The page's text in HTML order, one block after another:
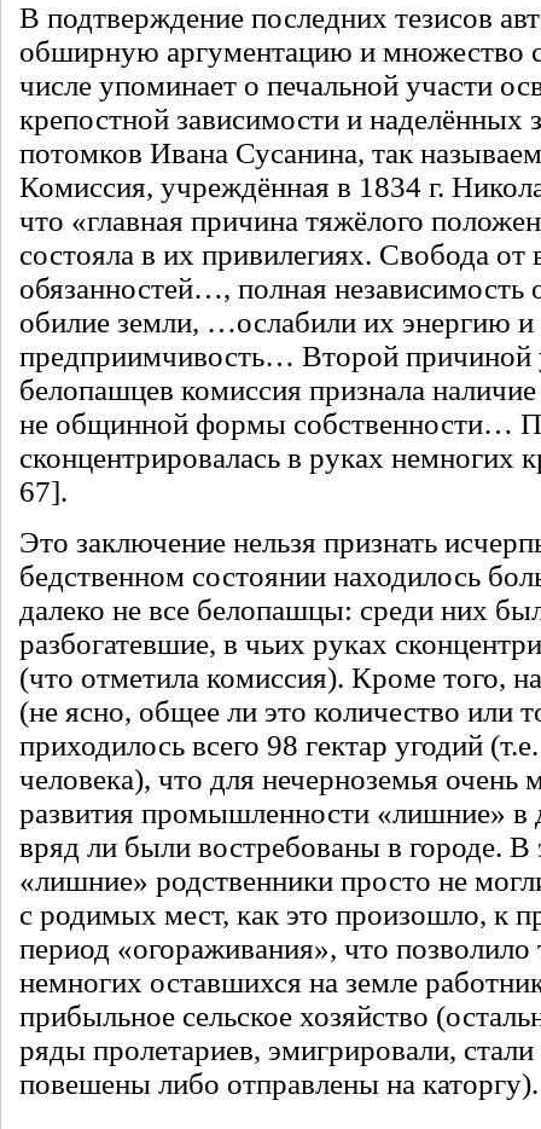
В подтверждение последних тезисов
обширную аргументацию и множество
числе упоминает о печальной участи
крепостной зависимости и наделённых
потомков Ивана Сусанина, так
Комиссия, учреждённая в 1834 г.
что «главная причина тяжёлого
состояла в их привилегиях. Свобода от
обязанностей…, полная независимость
обилие земли, …ослабили их энергию и
предприимчивость… Второй причиной
белопашцев комиссия признала
не общинной формы собственности…
сконцентрировалась в руках немногих
67].
Это заключение нельзя признать
бедственном состоянии находилось
далеко не все белопашцы: среди них
разбогатевшие, в чьих руках
(что отметила комиссия). Кроме того,
(не ясно, общее ли это количество или
приходилось всего 98 гектар угодий
человека), что для нечерноземья очень
развития промышленности «лишние» в
вряд ли были востребованы в городе. В
«лишние» родственники просто не
с родимых мест, как это произошло, к
период «огораживания», что
немногих оставшихся на земле
прибыльное сельское хозяйство
ряды пролетариев, эмигрировали,
повешены либо отправлены на каторгу).